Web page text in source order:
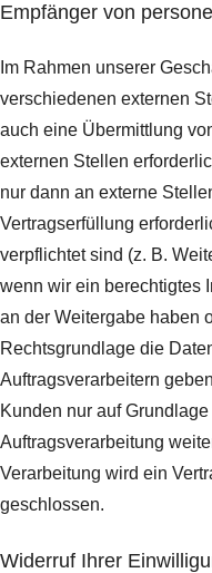
Empfänger von
Im Rahmen unserer
verschiedenen externen
auch eine Übermittlung
externen Stellen
nur dann an externe
Vertragserfüllung
verpflichtet sind (z. B.
wenn wir ein berechtigtes
an der Weitergabe haben
Rechtsgrundlage die
Auftragsverarbeitern
Kunden nur auf
Auftragsverarbeitung
Verarbeitung wird ein
geschlossen.
Widerruf Ihrer